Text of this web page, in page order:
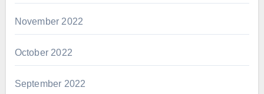
November 2022
October 2022
September 2022